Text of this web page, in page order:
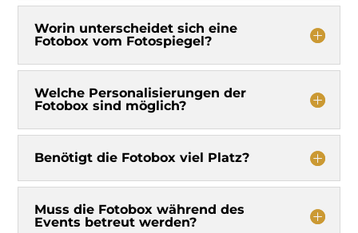
Worin unterscheidet sich eine
Fotobox vom Fotospiegel?
Welche Personalisierungen der
Fotobox sind möglich?
Benötigt die Fotobox viel Platz?
Muss die Fotobox während des
Events betreut werden?